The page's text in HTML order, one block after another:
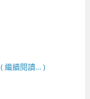
( 繼續閱讀… )